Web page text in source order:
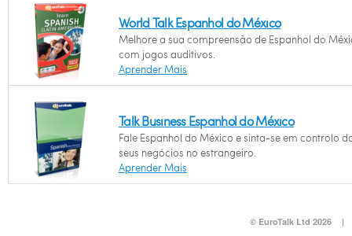
World Talk Espanhol do México
Melhore a sua compreensão de Espanhol do
com jogos auditivos.
Aprender Mais
Talk Business Espanhol do México
Fale Espanhol do México e sinta-se em controlo
seus negócios no estrangeiro.
Aprender Mais
© EuroTalk Ltd 2026 |